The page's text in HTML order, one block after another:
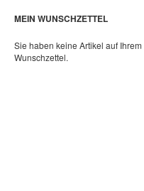
MEIN WUNSCHZETTEL
Sie haben keine Artikel auf Ihrem
Wunschzettel.